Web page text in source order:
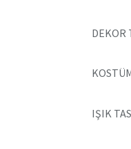
DEKOR
IŞIK